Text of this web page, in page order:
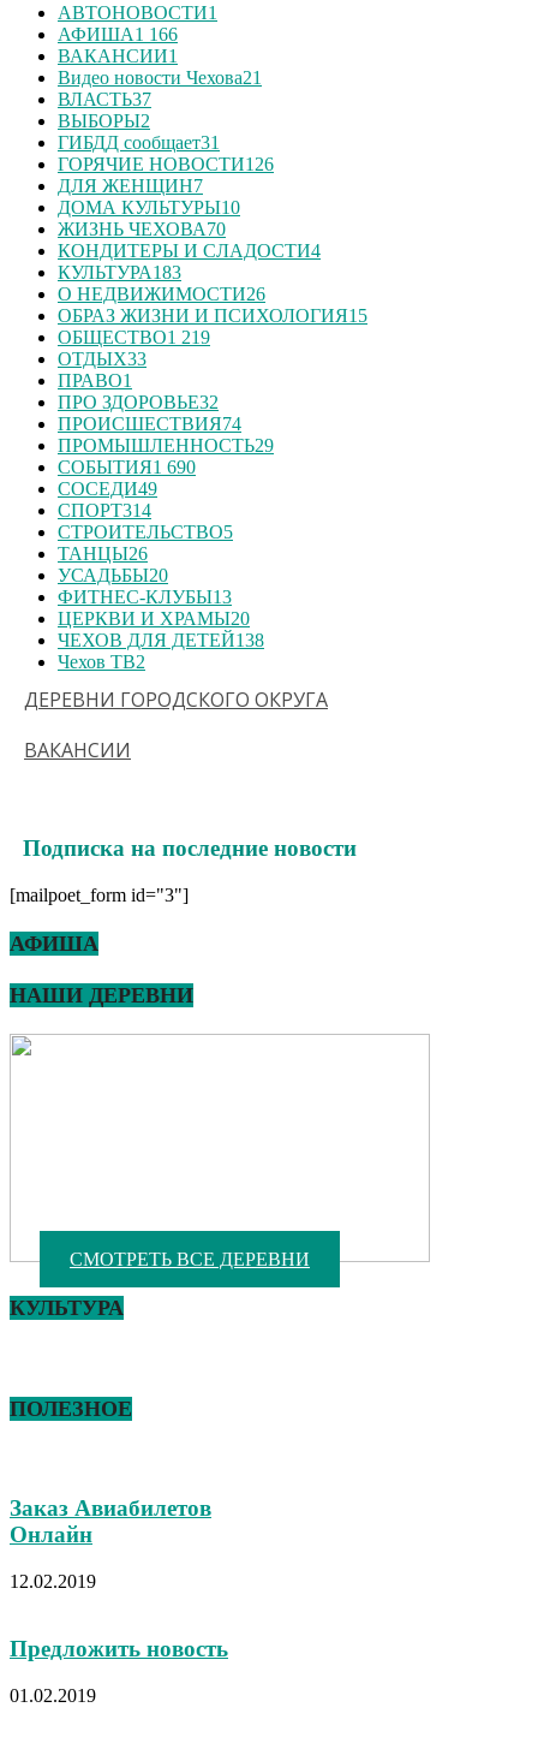
АВТОНОВОСТИ1
АФИША1 166
ВАКАНСИИ1
Видео новости Чехова21
ВЛАСТЬ37
ВЫБОРЫ2
ГИБДД сообщает31
ГОРЯЧИЕ НОВОСТИ126
ДЛЯ ЖЕНЩИН7
ДОМА КУЛЬТУРЫ10
ЖИЗНЬ ЧЕХОВА70
КОНДИТЕРЫ И СЛАДОСТИ4
КУЛЬТУРА183
О НЕДВИЖИМОСТИ26
ОБРАЗ ЖИЗНИ И ПСИХОЛОГИЯ15
ОБЩЕСТВО1 219
ОТДЫХ33
ПРАВО1
ПРО ЗДОРОВЬЕ32
ПРОИСШЕСТВИЯ74
ПРОМЫШЛЕННОСТЬ29
СОБЫТИЯ1 690
СОСЕДИ49
СПОРТ314
СТРОИТЕЛЬСТВО5
ТАНЦЫ26
УСАДЬБЫ20
ФИТНЕС-КЛУБЫ13
ЦЕРКВИ И ХРАМЫ20
ЧЕХОВ ДЛЯ ДЕТЕЙ138
Чехов ТВ2
ДЕРЕВНИ ГОРОДСКОГО ОКРУГА
ВАКАНСИИ
Подписка на последние новости
[mailpoet_form id="3"]
АФИША
НАШИ ДЕРЕВНИ
СМОТРЕТЬ ВСЕ ДЕРЕВНИ
КУЛЬТУРА
ПОЛЕЗНОЕ
Заказ Авиабилетов
Онлайн
12.02.2019
Предложить новость
01.02.2019